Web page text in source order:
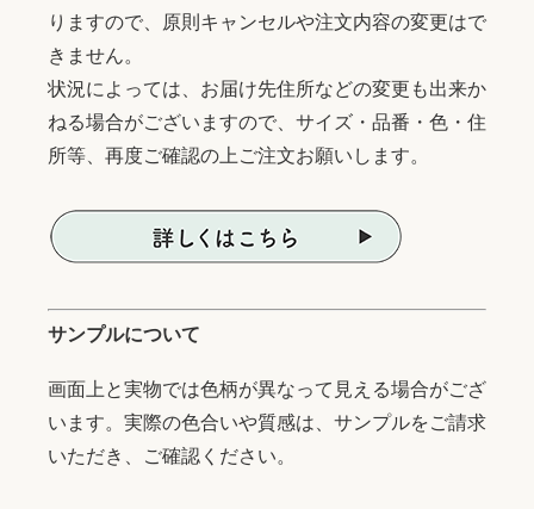
りますので、原則キャンセルや注文内容の変更はで
きません。
状況によっては、お届け先住所などの変更も出来か
ねる場合がございますので、サイズ・品番・色・住
所等、再度ご確認の上ご注文お願いします。
サンプルについて
画面上と実物では色柄が異なって見える場合がござ
います。実際の色合いや質感は、サンプルをご請求
いただき、ご確認ください。